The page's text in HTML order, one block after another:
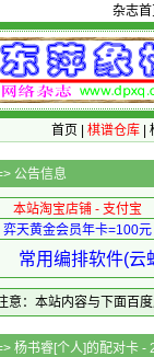
杂志首
首页 棋谱仓库|
公告信息
本站淘宝店铺 - 支付宝
弈天黄金会员年卡=100元
常用编排软件(云
意：本站内容与下面百
杨书睿[个人]